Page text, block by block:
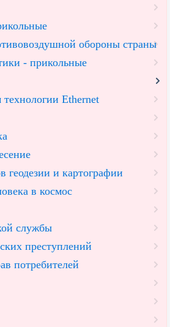
обороны страны
- прикольные
Ethernet
геодезии и картографии
в космос
службы
преступлений
потребителей